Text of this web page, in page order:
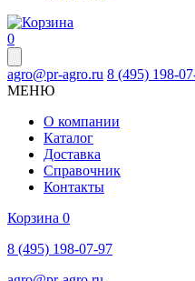
0
agro@pr-agro.ru 8 (495) 198-
МЕНЮ
О компании
Каталог
Доставка
Справочник
Контакты
Корзина 0
8 (495) 198-07-97